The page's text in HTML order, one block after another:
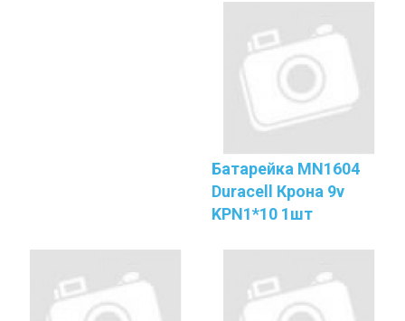
Батарейка MN1604
Duracell Крона 9v
KPN1*10 1шт